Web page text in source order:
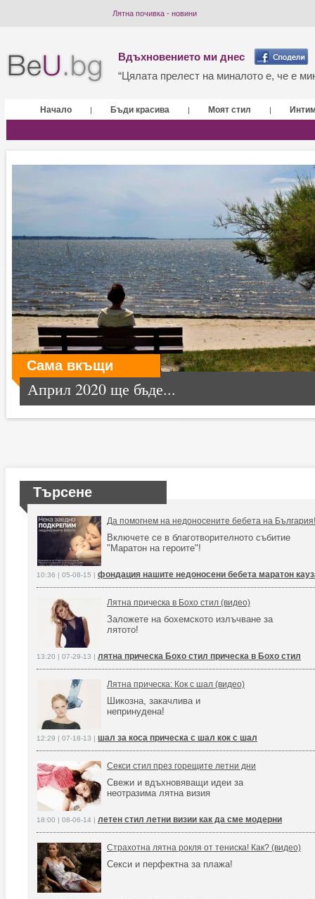
Лятна почивка - новини
Вдъхновението ми днес
“Цялата прелест на миналото е, че е
Начало | Бъди красива | Моят стил |
Сама вкъщи
Април 2020 ще бъде...
Търсене
Да помогнем на недоносените бебета на България!
Включете се в благотворителното събитие
"Маратон на героите"!
10:36 | 05-08-15 | фондация нашите недоносени бебета маратон
Лятна прическа в Бохо стил (видео)
Заложете на бохемското излъчване за
лятото!
13:20 | 07-29-13 | лятна прическа Бохо стил прическа в Бохо стил
Лятна прическа: Кок с шал (видео)
Шикозна, закачлива и
непринудена!
12:29 | 07-18-13 | шал за коса прическа с шал кок с шал
Секси стил през горещите летни дни
Свежи и вдъхновяващи идеи за
неотразима лятна визия
18:00 | 08-06-14 | летен стил летни визии как да сме модерни
Страхотна лятна рокля от тениска! Как? (видео)
Секси и перфектна за плажа!